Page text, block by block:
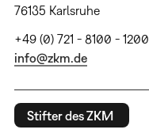
76135 Karlsruhe
+49 (0) 721 - 8100 - 1200
info@zkm.de
Stifter des ZKM